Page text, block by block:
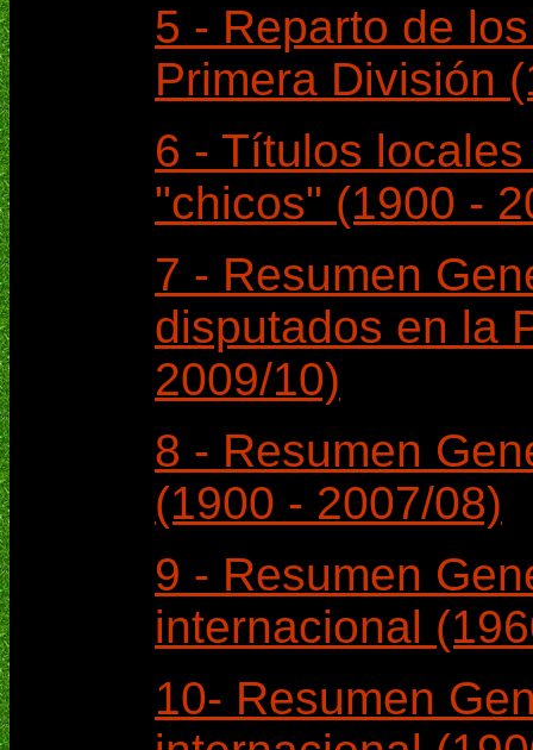
5 - Reparto de
Primera División
6 - Títulos
"chicos" (1900 -
7 - Resumen
disputados en la
2009/10)
8 - Resumen
(1900 - 2007/08)
9 - Resumen
internacional
10- Resumen